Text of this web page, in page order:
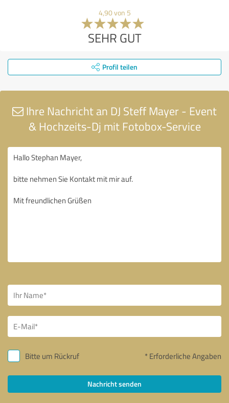
4,90 von 5
SEHR GUT
Profil teilen
Ihre Nachricht an DJ Steff Mayer - Event
& Hochzeits-Dj mit Fotobox-Service
Bitte um Rückruf * Erforderliche Angaben
Nachricht senden